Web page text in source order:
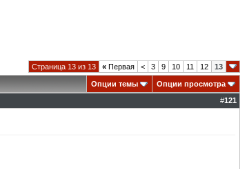
Страница 13 из 13 « Первая < 3 9 10 11 12 13
Опции темы
Опции просмотра
#121